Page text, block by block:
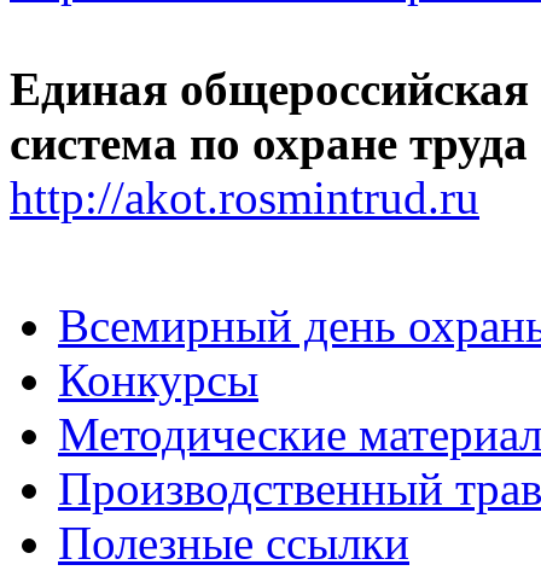
Единая
система по охране труда
http://akot.rosmintrud.ru
Всемирный день
Конкурсы
Методические
Производственный
Полезные ссылки